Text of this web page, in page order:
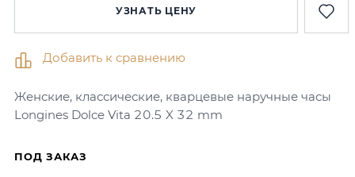
Женские, классические, кварцевые наручные часы
Longines Dolce Vita 20.5 X 32 mm
УЗНАТЬ ЦЕНУ
Добавить к сравнению
ПОД ЗАКАЗ